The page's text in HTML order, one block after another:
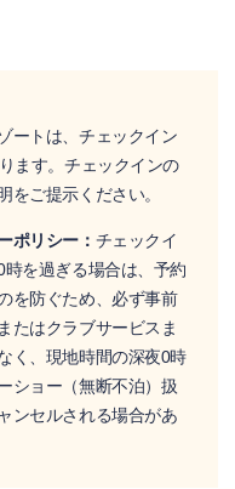
ートは、チェックイン
ます。チェックインの
をご提示ください。
ポリシー： チェックイ
を過ぎる場合は、予約
を防ぐため、必ず事前
たはクラブサービスま
く、現地時間の深夜0時
ショー（無断不泊）扱
ンセルされる場合があ